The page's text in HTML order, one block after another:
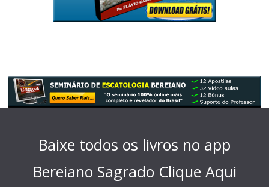
Baixe todos os livros no app
Bereiano Sagrado Clique Aqui